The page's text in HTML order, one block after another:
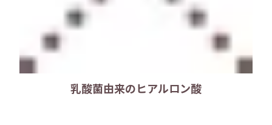
乳酸菌由来のヒアルロン酸